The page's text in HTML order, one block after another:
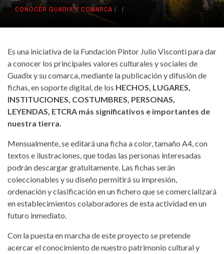
CONOCER GUADIX Y COMARCA
Es una iniciativa de la Fundación Pintor Julio Visconti para dar
a conocer los principales valores culturales y sociales de
Guadix y su comarca, mediante la publicación y difusión de
fichas, en soporte digital, de los HECHOS, LUGARES,
INSTITUCIONES, COSTUMBRES, PERSONAS,
LEYENDAS, ETCRA más significativos e importantes de
nuestra tierra.
Mensualmente, se editará una ficha a color, tamaño A4, con
textos e ilustraciones, que todas las personas interesadas
podrán descargar gratuitamente. Las fichas serán
coleccionables y su diseño permitirá su impresión,
ordenación y clasificación en un fichero que se comercializará
en establecimientos colaboradores de esta actividad en un
futuro inmediato.
Con la puesta en marcha de este proyecto se pretende
acercar el conocimiento de nuestro patrimonio cultural y